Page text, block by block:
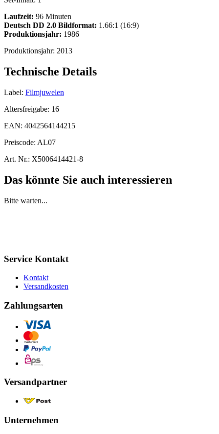
Laufzeit: 96 Minuten
Deutsch DD 2.0 Bildformat: 1.66:1 (16:9)
Produktionsjahr: 1986
Produktionsjahr: 2013
Technische Details
Label: Filmjuwelen
Altersfreigabe: 16
EAN: 4042564144215
Preiscode: AL07
Art. Nr.: X5006414421-8
Das könnte Sie auch interessieren
Bitte warten...
Service Kontakt
Kontakt
Versandkosten
Zahlungsarten
Versandpartner
Unternehmen